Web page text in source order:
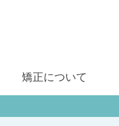
矯正について